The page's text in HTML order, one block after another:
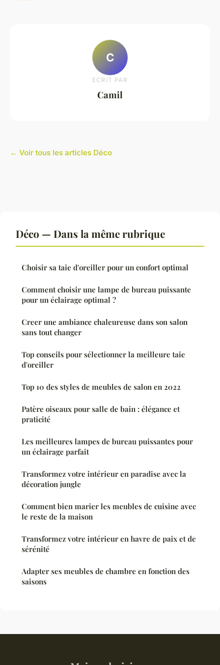
C
ECRIT PAR
Camil
← Voir tous les articles Déco
Déco — Dans la même rubrique
Choisir sa taie d'oreiller pour un confort optimal
Comment choisir une lampe de bureau puissante
pour un éclairage optimal ?
Creer une ambiance chaleureuse dans son salon
sans tout changer
Top conseils pour sélectionner la meilleure taie
d'oreiller
Top 10 des styles de meubles de salon en 2022
Patère oiseaux pour salle de bain : élégance et
praticité
Les meilleures lampes de bureau puissantes pour
un éclairage parfait
Transformez votre intérieur en paradise avec la
décoration jungle
Comment bien marier les meubles de cuisine avec
le reste de la maison
Transformez votre intérieur en havre de paix et de
sérénité
Adapter ses meubles de chambre en fonction des
saisons